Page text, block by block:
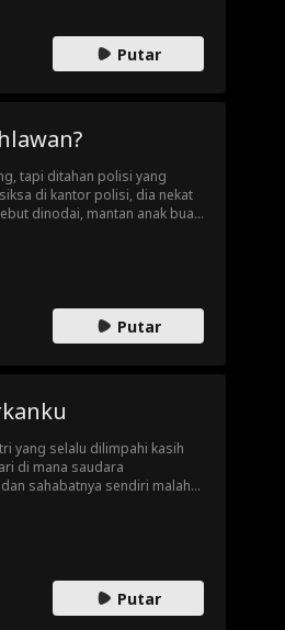
lalu mereka terungkap?
Putar
tapi ditahan polisi yang
di kantor polisi, dia nekat
dinodai, mantan anak buah
Putar
yang selalu dilimpahi kasih
di mana saudara
sahabatnya sendiri malah
Putar